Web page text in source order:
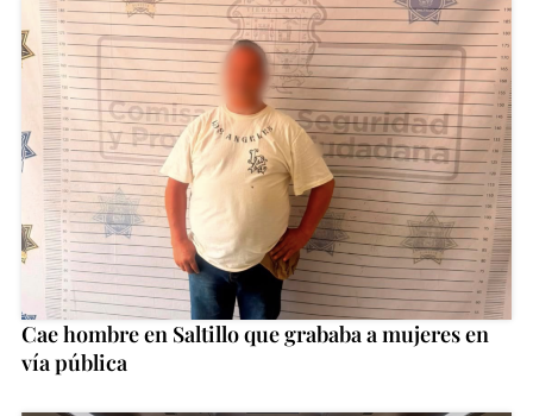
Cae hombre en Saltillo que grababa a mujeres en
vía pública